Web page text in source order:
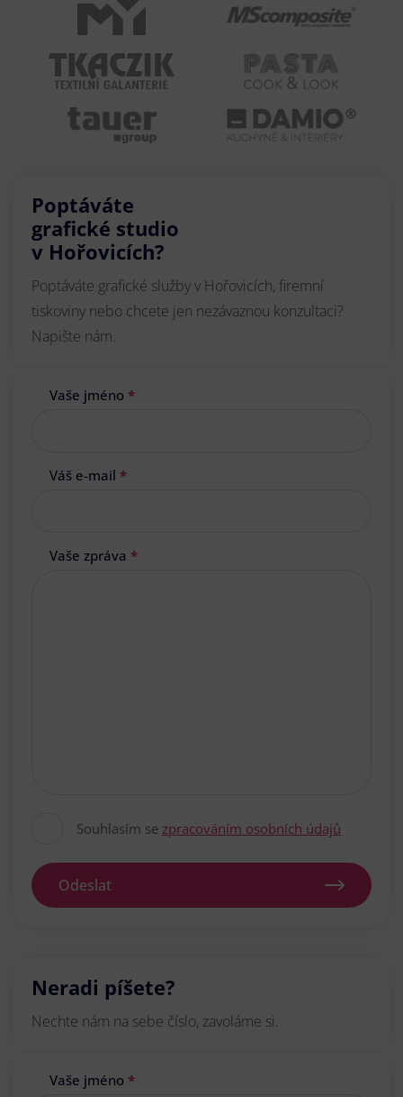
Poptáváte
grafické studio
v Hořovicích?
Poptáváte grafické služby v Hořovicích, firemní
tiskoviny nebo chcete jen nezávaznou konzultaci?
Napište nám.
Vaše jméno *
Váš e-mail *
Vaše zpráva *
Souhlasím se zpracováním osobních údajů
Odeslat
Neradi píšete?
Nechte nám na sebe číslo, zavoláme si.
Vaše jméno *